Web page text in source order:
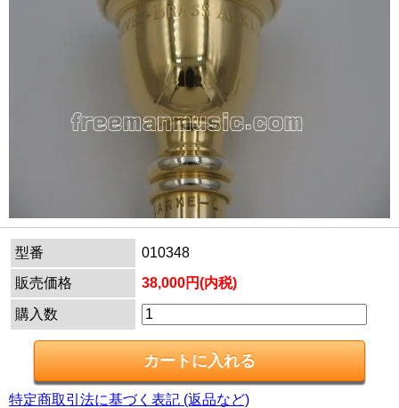
型番
010348
販売価格
38,000円(内税)
購入数
特定商取引法に基づく表記 (返品など)